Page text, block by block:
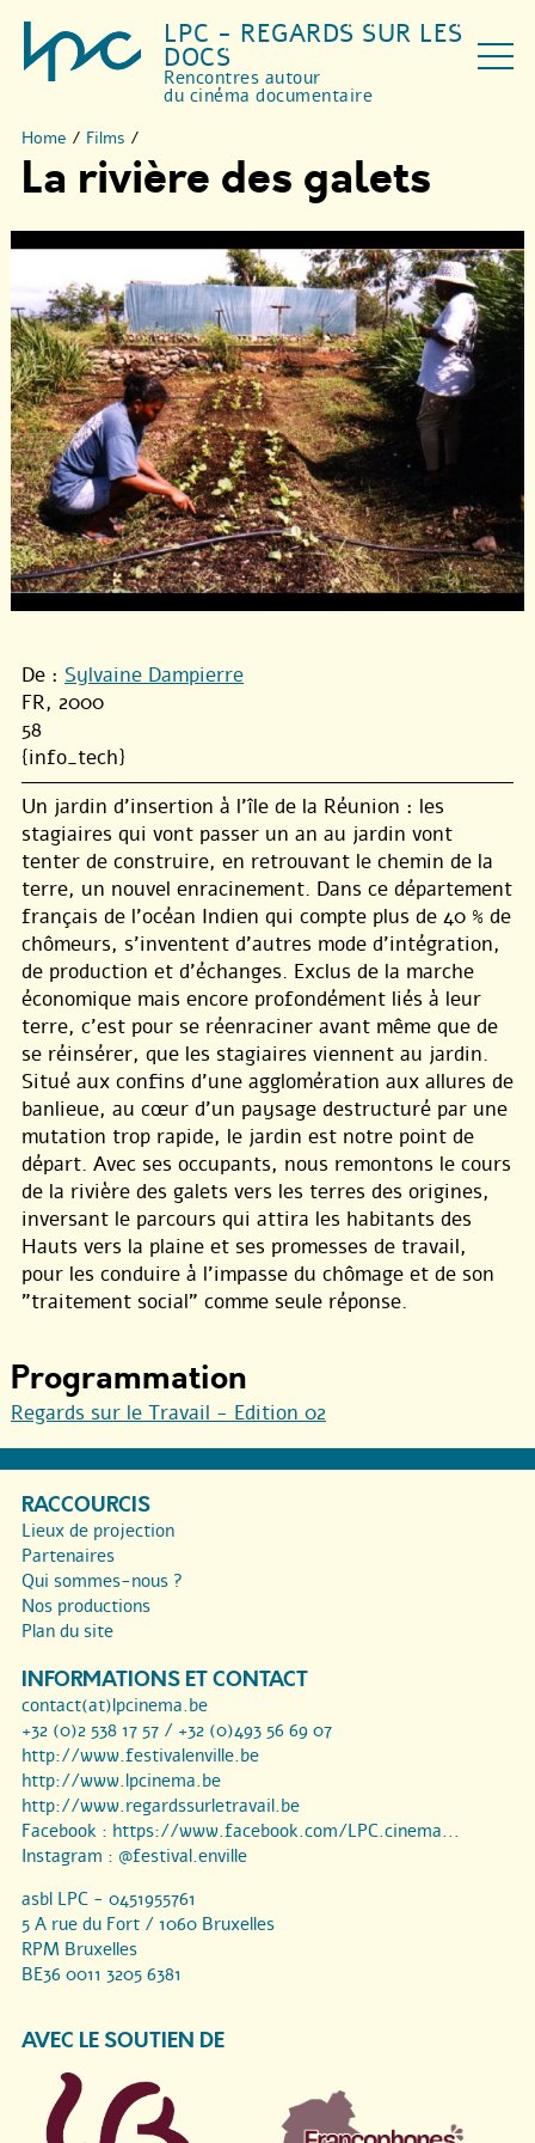
LPC - REGARDS SUR LES
DOCS
Rencontres autour
du cinéma documentaire
Home / Films /
La rivière des galets
De : Sylvaine Dampierre
FR, 2000
58
{info_tech}
Un jardin d’insertion à l’île de la Réunion : les
stagiaires qui vont passer un an au jardin vont
tenter de construire, en retrouvant le chemin de la
terre, un nouvel enracinement. Dans ce département
français de l’océan Indien qui compte plus de 40 % de
chômeurs, s’inventent d’autres mode d’intégration,
de production et d’échanges. Exclus de la marche
économique mais encore profondément liés à leur
terre, c’est pour se réenraciner avant même que de
se réinsérer, que les stagiaires viennent au jardin.
Situé aux confins d’une agglomération aux allures de
banlieue, au cœur d’un paysage destructuré par une
mutation trop rapide, le jardin est notre point de
départ. Avec ses occupants, nous remontons le cours
de la rivière des galets vers les terres des origines,
inversant le parcours qui attira les habitants des
Hauts vers la plaine et ses promesses de travail,
pour les conduire à l’impasse du chômage et de son
"traitement social" comme seule réponse.
Programmation
Regards sur le Travail - Edition 02
RACCOURCIS
Lieux de projection
Partenaires
Qui sommes-nous ?
Nos productions
Plan du site
INFORMATIONS ET CONTACT
contact(at)lpcinema.be
+32 (0)2 538 17 57 / +32 (0)493 56 69 07
http://www.festivalenville.be
http://www.lpcinema.be
http://www.regardssurletravail.be
Facebook : https://www.facebook.com/LPC.cinema...
Instagram : @festival.enville
asbl LPC - 0451955761
5 A rue du Fort / 1060 Bruxelles
RPM Bruxelles
BE36 0011 3205 6381
AVEC LE SOUTIEN DE